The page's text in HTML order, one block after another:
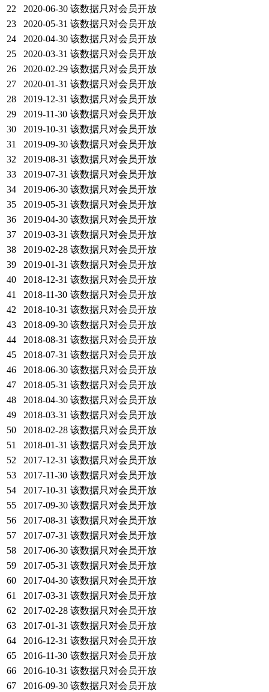
22
2020-06-30 该数据只对会员开放
23
2020-05-31 该数据只对会员开放
24
2020-04-30 该数据只对会员开放
25
2020-03-31 该数据只对会员开放
26
2020-02-29 该数据只对会员开放
27
2020-01-31 该数据只对会员开放
28
2019-12-31 该数据只对会员开放
29
2019-11-30 该数据只对会员开放
30
2019-10-31 该数据只对会员开放
31
2019-09-30 该数据只对会员开放
32
2019-08-31 该数据只对会员开放
33
2019-07-31 该数据只对会员开放
34
2019-06-30 该数据只对会员开放
35
2019-05-31 该数据只对会员开放
36
2019-04-30 该数据只对会员开放
37
2019-03-31 该数据只对会员开放
38
2019-02-28 该数据只对会员开放
39
2019-01-31 该数据只对会员开放
40
2018-12-31 该数据只对会员开放
41
2018-11-30 该数据只对会员开放
42
2018-10-31 该数据只对会员开放
43
2018-09-30 该数据只对会员开放
44
2018-08-31 该数据只对会员开放
45
2018-07-31 该数据只对会员开放
46
2018-06-30 该数据只对会员开放
47
2018-05-31 该数据只对会员开放
48
2018-04-30 该数据只对会员开放
49
2018-03-31 该数据只对会员开放
50
2018-02-28 该数据只对会员开放
51
2018-01-31 该数据只对会员开放
52
2017-12-31 该数据只对会员开放
53
2017-11-30 该数据只对会员开放
54
2017-10-31 该数据只对会员开放
55
2017-09-30 该数据只对会员开放
56
2017-08-31 该数据只对会员开放
57
2017-07-31 该数据只对会员开放
58
2017-06-30 该数据只对会员开放
59
2017-05-31 该数据只对会员开放
60
2017-04-30 该数据只对会员开放
61
2017-03-31 该数据只对会员开放
62
2017-02-28 该数据只对会员开放
63
2017-01-31 该数据只对会员开放
64
2016-12-31 该数据只对会员开放
65
2016-11-30 该数据只对会员开放
66
2016-10-31 该数据只对会员开放
67
2016-09-30 该数据只对会员开放